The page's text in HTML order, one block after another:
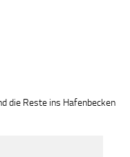
die Reste ins Hafenbecken